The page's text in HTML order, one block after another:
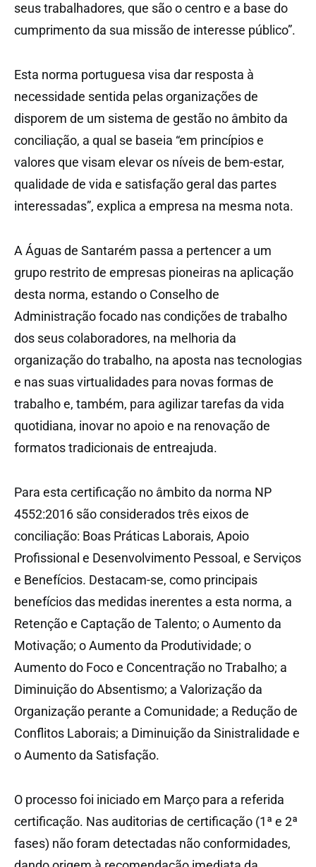
seus trabalhadores, que são o centro e a base do
cumprimento da sua missão de interesse público”.
Esta norma portuguesa visa dar resposta à
necessidade sentida pelas organizações de
disporem de um sistema de gestão no âmbito da
conciliação, a qual se baseia “em princípios e
valores que visam elevar os níveis de bem-estar,
qualidade de vida e satisfação geral das partes
interessadas”, explica a empresa na mesma nota.
A Águas de Santarém passa a pertencer a um
grupo restrito de empresas pioneiras na aplicação
desta norma, estando o Conselho de
Administração focado nas condições de trabalho
dos seus colaboradores, na melhoria da
organização do trabalho, na aposta nas tecnologias
e nas suas virtualidades para novas formas de
trabalho e, também, para agilizar tarefas da vida
quotidiana, inovar no apoio e na renovação de
formatos tradicionais de entreajuda.
Para esta certificação no âmbito da norma NP
4552:2016 são considerados três eixos de
conciliação: Boas Práticas Laborais, Apoio
Profissional e Desenvolvimento Pessoal, e Serviços
e Benefícios. Destacam-se, como principais
benefícios das medidas inerentes a esta norma, a
Retenção e Captação de Talento; o Aumento da
Motivação; o Aumento da Produtividade; o
Aumento do Foco e Concentração no Trabalho; a
Diminuição do Absentismo; a Valorização da
Organização perante a Comunidade; a Redução de
Conflitos Laborais; a Diminuição da Sinistralidade e
o Aumento da Satisfação.
O processo foi iniciado em Março para a referida
certificação. Nas auditorias de certificação (1ª e 2ª
fases) não foram detectadas não conformidades,